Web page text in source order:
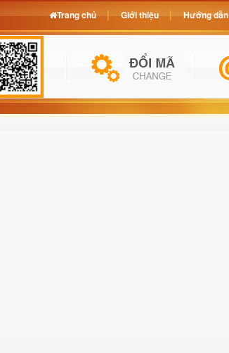
Trang chủ Giới thiệu Hướng